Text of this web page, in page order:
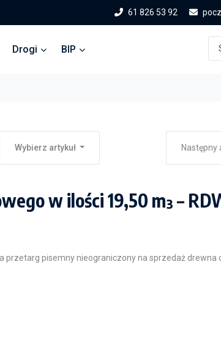
61 826 53 92
Drogi BIP
Wybierz artykuł Następny
w ilości 19,50 m³ –
przetarg pisemny nieograniczony na sprzedaż drewna